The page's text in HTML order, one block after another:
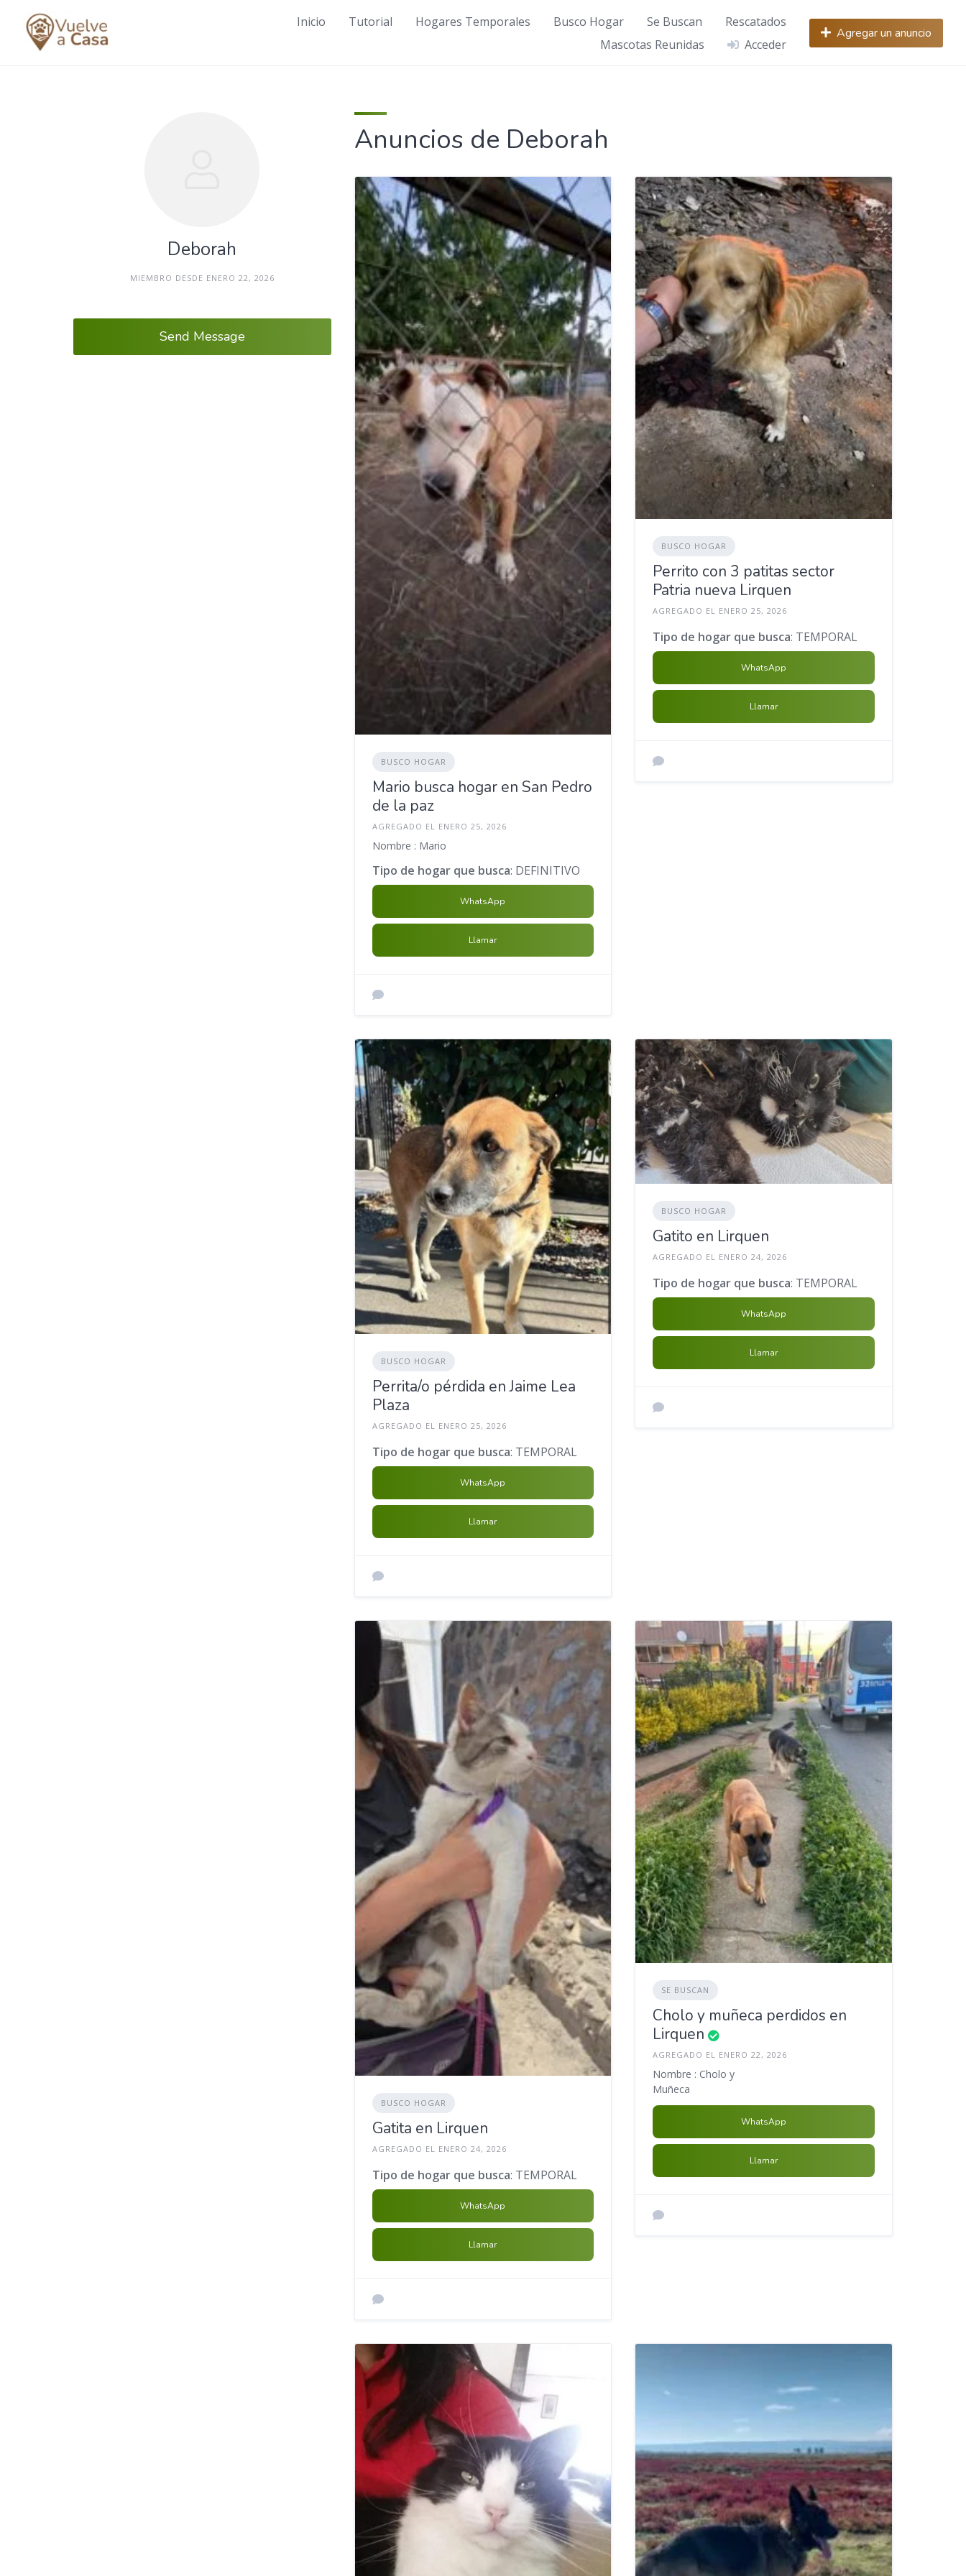
content
Inicio Tutorial Hogares Temporales Busco Hogar Se Buscan
Rescatados
Mascotas Reunidas
Acceder
Agregar un anuncio
Deborah
MIEMBRO DESDE ENERO 22, 2026
Send Message
Anuncios de Deborah
BUSCO HOGAR
Mario busca hogar en San Pedro
de la paz
AGREGADO EL ENERO 25, 2026
Nombre : Mario
Tipo de hogar que busca: DEFINITIVO
WhatsApp
Llamar
BUSCO HOGAR
Perrito con 3 patitas sector
Patria nueva Lirquen
AGREGADO EL ENERO 25, 2026
Tipo de hogar que busca: TEMPORAL
WhatsApp
Llamar
BUSCO HOGAR
Perrita/o pérdida en Jaime Lea
Plaza
AGREGADO EL ENERO 25, 2026
Tipo de hogar que busca: TEMPORAL
WhatsApp
Llamar
BUSCO HOGAR
Gatito en Lirquen
AGREGADO EL ENERO 24, 2026
Tipo de hogar que busca: TEMPORAL
WhatsApp
Llamar
BUSCO HOGAR
Gatita en Lirquen
AGREGADO EL ENERO 24, 2026
Tipo de hogar que busca: TEMPORAL
WhatsApp
Llamar
SE BUSCAN
Cholo y muñeca perdidos en
Lirquen
AGREGADO EL ENERO 22, 2026
Nombre : Cholo y
Muñeca
WhatsApp
Llamar